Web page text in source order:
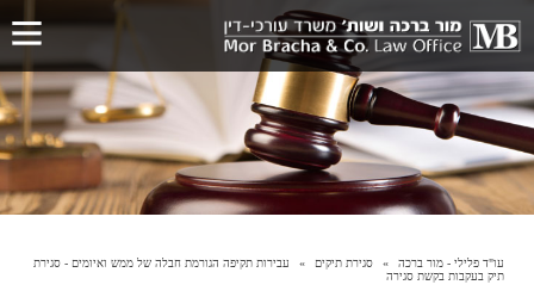
עו"ד פלילי - מור ברכה סגירת תיקים
עבירות תקיפה הגורמת חבלה של ממש ואיומים - סגירת
תיק בעקבות בקשת סגירה